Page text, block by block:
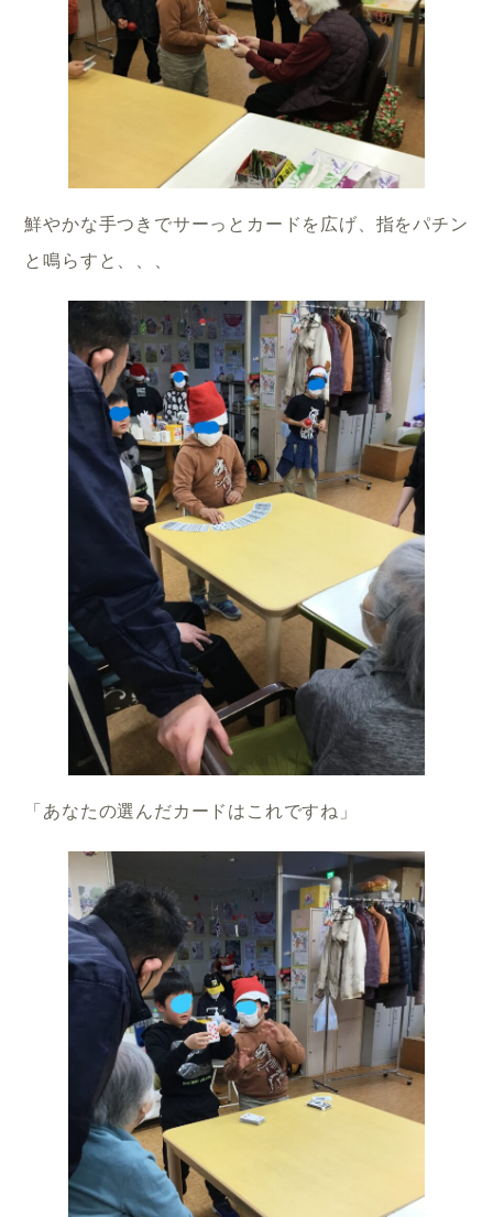
鮮やかな手つきでサーっとカードを広げ、指をパチン
と鳴らすと、、、
「あなたの選んだカードはこれですね」